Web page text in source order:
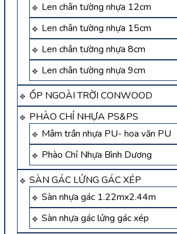
Len chân tường nhựa 12cm
Len chân tường nhựa 15cm
Len chân tường nhựa 8cm
Len chân tường nhựa 9cm
ỐP NGOÀI TRỜI CONWOOD
PHÀO CHỈ NHỰA PS&PS
Mâm trần nhựa PU- hoa văn PU
Phào Chỉ Nhựa Bình Dương
SÀN GÁC LỬNG GÁC XÉP
Sàn nhựa gác 1.22mx2.44m
Sàn nhựa gác lửng gác xép